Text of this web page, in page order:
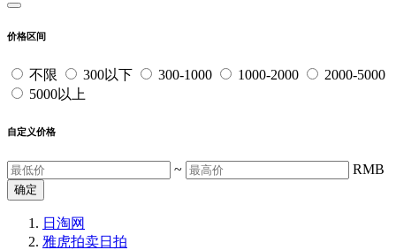
价格区间
不限 300以下 300-1000 1000-2000
2000-5000
5000以上
自定义价格
~ RMB
确定
日淘网
雅虎拍卖日拍